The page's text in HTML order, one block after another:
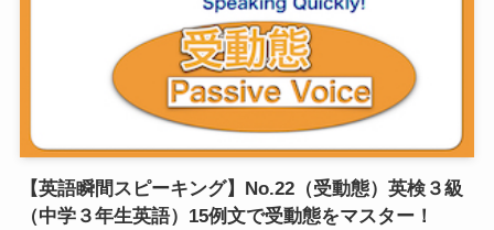
【英語瞬間スピーキング】No.22（受動態）英検３級
（中学３年生英語）15例文で受動態をマスター！